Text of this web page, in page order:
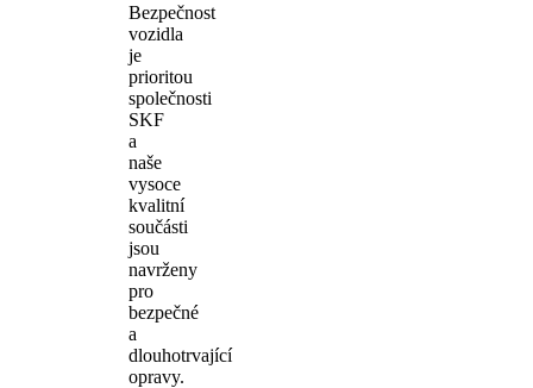
Bezpečnost
vozidla
je
prioritou
společnosti
SKF
a
naše
vysoce
kvalitní
součásti
jsou
navrženy
pro
bezpečné
a
dlouhotrvající
opravy.